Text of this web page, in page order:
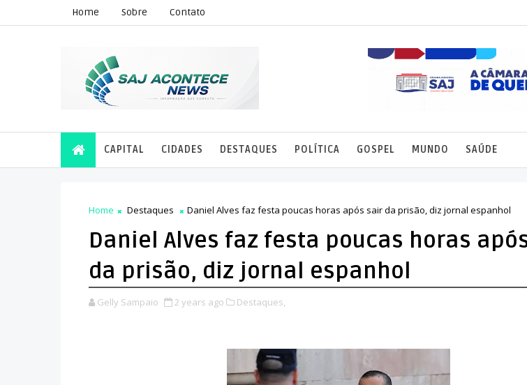
Home Sobre Contato
CAPITAL CIDADES DESTAQUES POLÍTICA GOSPEL MUNDO SAÚDE
Home Destaques Daniel Alves faz festa poucas horas após sair da prisão, diz jornal espanhol
Daniel Alves faz festa poucas horas
da prisão, diz jornal espanhol
Gelly Sampaio 2 years ago Destaques,